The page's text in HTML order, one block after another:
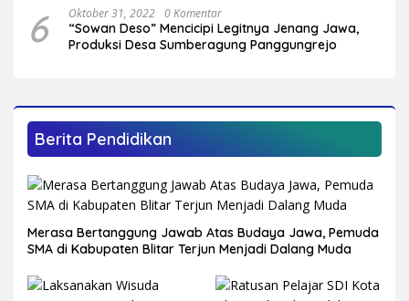
6 Oktober 31, 2022 0 Komentar
“Sowan Deso” Mencicipi Legitnya Jenang Jawa,
Produksi Desa Sumberagung Panggungrejo
Berita Pendidikan
Merasa Bertanggung Jawab Atas Budaya Jawa, Pemuda
SMA di Kabupaten Blitar Terjun Menjadi Dalang Muda